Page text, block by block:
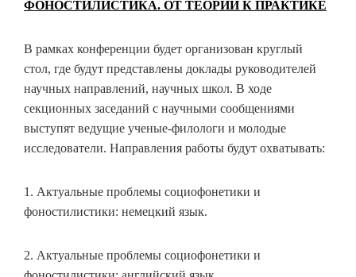
ФОНОСТИЛИСТИКА. ОТ ТЕОРИИ К ПРАКТИКЕ
В рамках конференции будет организован круглый
стол, где будут представлены доклады руководителей
научных направлений, научных школ. В ходе
секционных заседаний с научными сообщениями
выступят ведущие ученые-филологи и молодые
исследователи. Направления работы будут охватывать:
1. Актуальные проблемы социофонетики и
фоностилистики: немецкий язык.
2. Актуальные проблемы социофонетики и